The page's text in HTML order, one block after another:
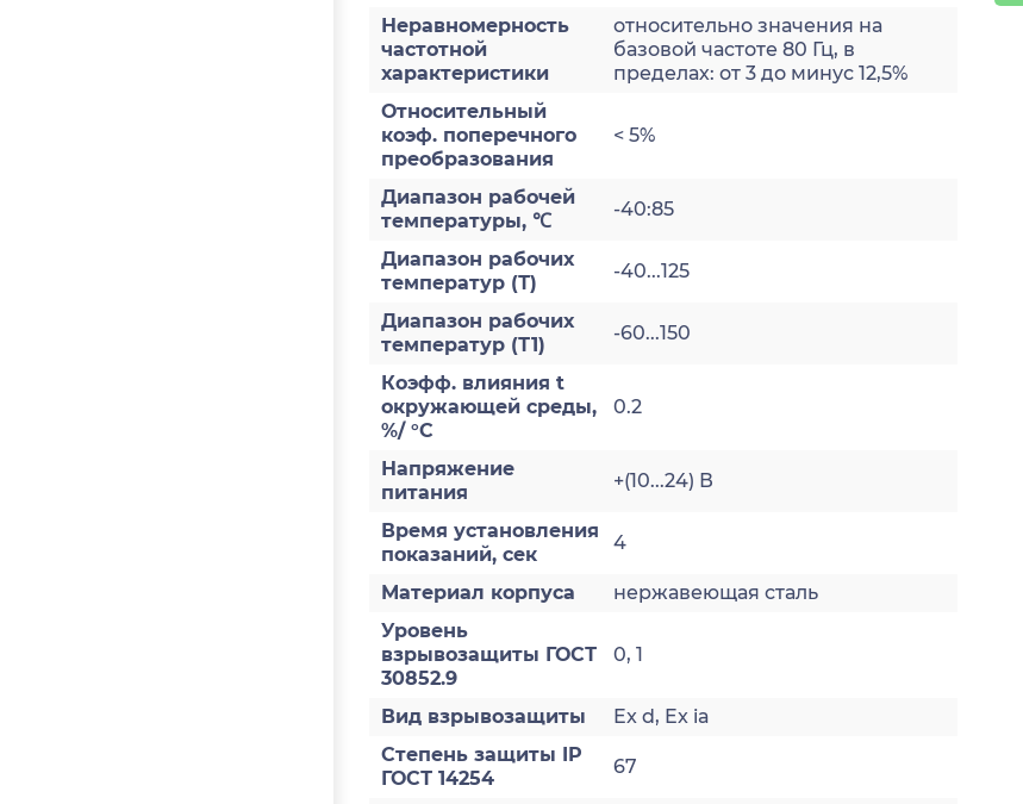
Неравномерность
частотной
характеристики
относительно значения на
базовой частоте 80 Гц, в
пределах: от 3 до минус 12,5%
Относительный
коэф. поперечного
преобразования
< 5%
Диапазон рабочей
температуры, ℃
-40:85
Диапазон рабочих
температур (Т)
-40...125
Диапазон рабочих
температур (Т1)
-60...150
Коэфф. влияния t
окружающей среды,
%/ °С
0.2
Напряжение
питания
+(10...24) В
Время установления
показаний, сек
4
Материал корпуса
нержавеющая сталь
Уровень
взрывозащиты ГОСТ
30852.9
0, 1
Вид взрывозащиты
Ex d, Ex ia
Степень защиты IP
ГОСТ 14254
67